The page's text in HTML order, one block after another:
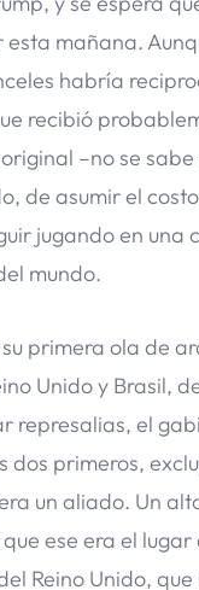
esta mañana.
habría
recibió
–no se
de asumir el
jugando en una
mundo.
primera ola de
Unido y Brasil,
represalias, el
dos primeros,
un aliado. Un
ese era el
Reino Unido,